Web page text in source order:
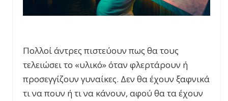
Πολλοί άντρες πιστεύουν πως θα τους
τελειώσει το «υλικό» όταν φλερτάρουν ή
προσεγγίζουν γυναίκες. Δεν θα έχουν ξαφνικά
τι να πουν ή τι να κάνουν, αφού θα τα έχουν